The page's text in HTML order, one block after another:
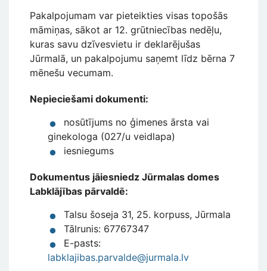
Pakalpojumam var pieteikties visas topošās
māmiņas, sākot ar 12. grūtniecības nedēļu,
kuras savu dzīvesvietu ir deklarējušas
Jūrmalā, un pakalpojumu saņemt līdz bērna 7
mēnešu vecumam.
Nepieciešami dokumenti:
nosūtījums no ģimenes ārsta vai
ginekologa (027/u veidlapa)
iesniegums
Dokumentus jāiesniedz Jūrmalas domes
Labklājības pārvaldē:
Talsu šoseja 31, 25. korpuss, Jūrmala
Tālrunis: 67767347
E-pasts:
labklajibas.parvalde@jurmala.lv